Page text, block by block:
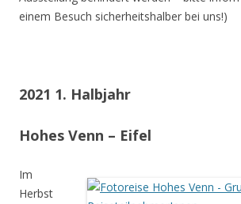
einem Besuch sicherheitshalber bei uns!)
2021 1. Halbjahr
Hohes Venn – Eifel
Im
Herbst